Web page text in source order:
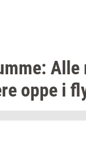
Alle
oppe i